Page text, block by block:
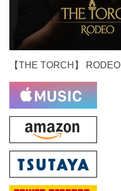
【THE TORCH】 RODEO